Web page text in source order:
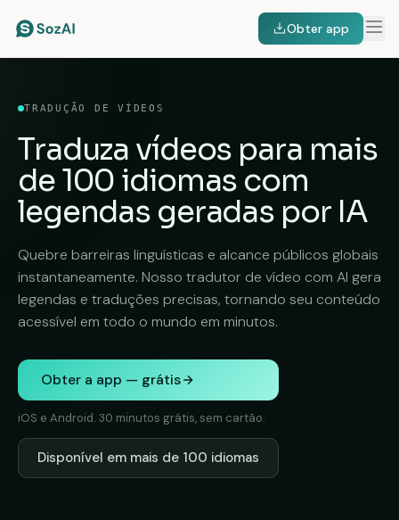
Obter app
TRADUÇÃO DE VÍDEOS
Traduza vídeos para mais
de 100 idiomas com
legendas geradas por IA
Quebre barreiras linguísticas e alcance públicos globais
instantaneamente. Nosso tradutor de vídeo com AI gera
legendas e traduções precisas, tornando seu conteúdo
acessível em todo o mundo em minutos.
Obter a app — grátis
iOS e Android. 30 minutos grátis, sem cartão.
Disponível em mais de 100 idiomas